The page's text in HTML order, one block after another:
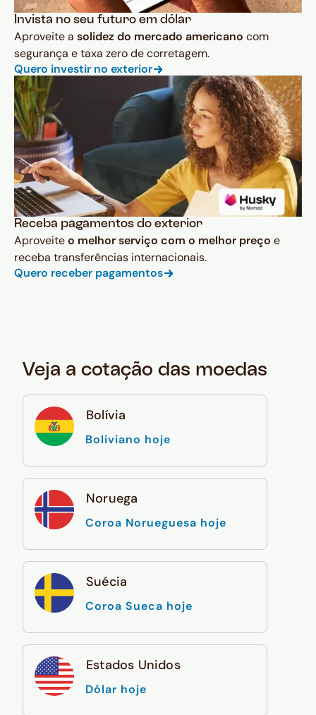
Invista no seu futuro em dólar
Aproveite a solidez do mercado americano com
segurança e taxa zero de corretagem.
Quero investir no exterior
Receba pagamentos do exterior
Aproveiteo melhor serviço com o melhor preço e
receba transferências internacionais.
Quero receber pagamentos
Veja a cotação das moedas
Bolívia
Boliviano hoje
Noruega
Coroa Norueguesa hoje
Suécia
Coroa Sueca hoje
Estados Unidos
Dólar hoje